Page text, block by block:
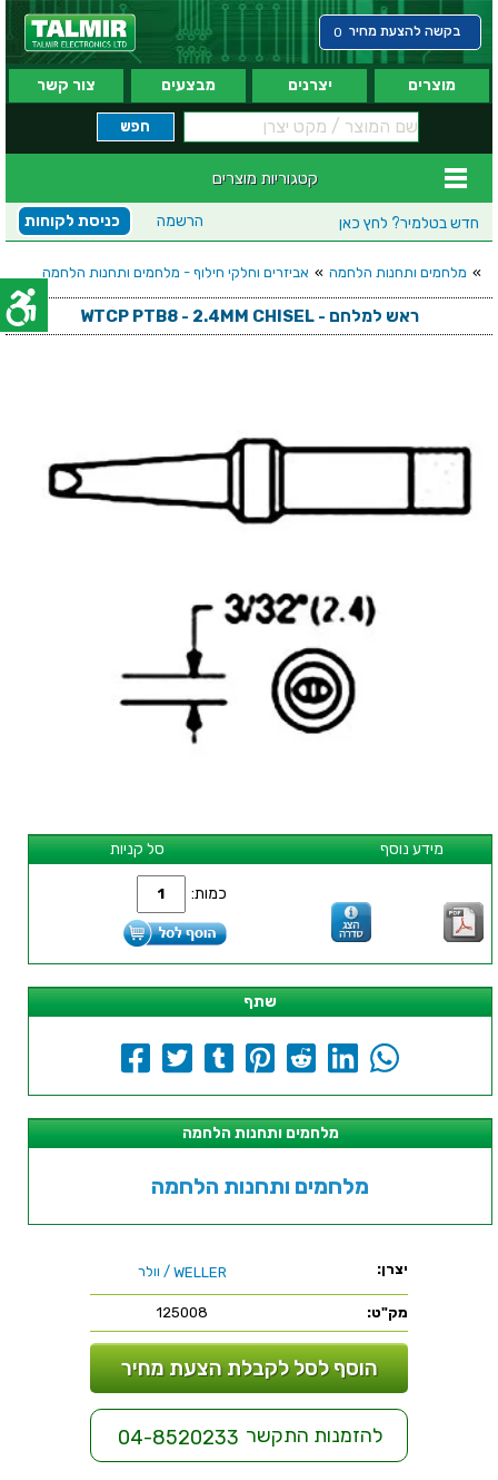
בקשה להצעת מחיר 0
מוצרים יצרנים מבצעים צור קשר
קטגוריות מוצרים
חדש בטלמיר? לחץ כאן כניסת לקוחות הרשמה
» מלחמים ותחנות הלחמה » אביזרים וחלקי חילוף - מלחמים ותחנות הלחמה
ראש למלחם - WTCP PTB8 - 2.4MM CHISEL
סל קניות מידע נוסף
כמות:
שתף
מלחמים ותחנות הלחמה
מלחמים ותחנות הלחמה
יצרן: WELLER / וולר
מק"ט: 125008
הוסף לסל לקבלת הצעת מחיר
להזמנות התקשר 04-8520233